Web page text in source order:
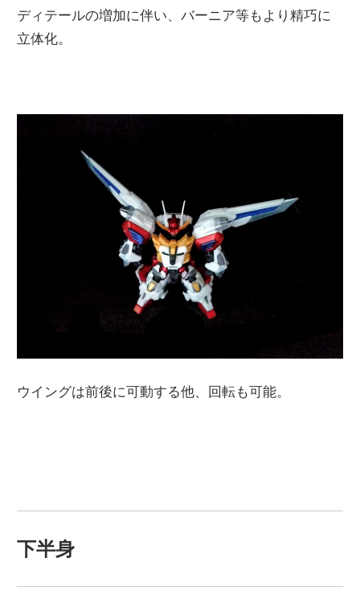
ディテールの増加に伴い、バーニア等もより精巧に
立体化。
ウイングは前後に可動する他、回転も可能。
下半身